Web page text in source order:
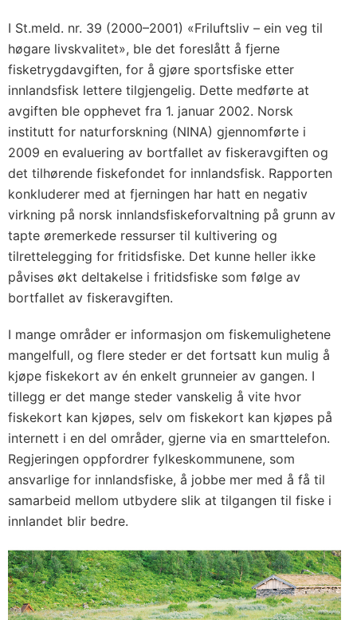
I St.meld. nr. 39 (2000–2001) «Friluftsliv – ein veg til
høgare livskvalitet», ble det foreslått å fjerne
fisketrygdavgiften, for å gjøre sportsfiske etter
innlandsfisk lettere tilgjengelig. Dette medførte at
avgiften ble opphevet fra 1. januar 2002. Norsk
institutt for naturforskning (NINA) gjennomførte i
2009 en evaluering av bortfallet av fiskeravgiften og
det tilhørende fiskefondet for innlandsfisk. Rapporten
konkluderer med at fjerningen har hatt en negativ
virkning på norsk innlandsfiskeforvaltning på grunn av
tapte øremerkede ressurser til kultivering og
tilrettelegging for fritidsfiske. Det kunne heller ikke
påvises økt deltakelse i fritidsfiske som følge av
bortfallet av fiskeravgiften.
I mange områder er informasjon om fiskemulighetene
mangelfull, og flere steder er det fortsatt kun mulig å
kjøpe fiskekort av én enkelt grunneier av gangen. I
tillegg er det mange steder vanskelig å vite hvor
fiskekort kan kjøpes, selv om fiskekort kan kjøpes på
internett i en del områder, gjerne via en smarttelefon.
Regjeringen oppfordrer fylkeskommunene, som
ansvarlige for innlandsfiske, å jobbe mer med å få til
samarbeid mellom utbydere slik at tilgangen til fiske i
innlandet blir bedre.